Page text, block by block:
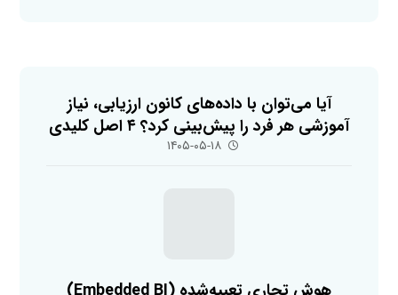
آیا می‌توان با داده‌های کانون ارزیابی، نیاز
آموزشی هر فرد را پیش‌بینی کرد؟ ۴ اصل کلیدی
۱۴۰۵-۰۵-۱۸